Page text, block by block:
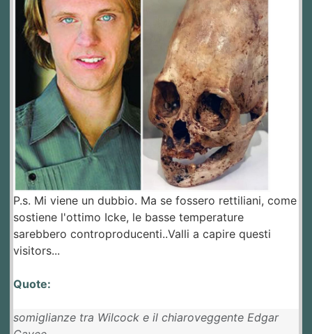
P.s. Mi viene un dubbio. Ma se fossero rettiliani, come
sostiene l'ottimo Icke, le basse temperature
sarebbero controproducenti..Valli a capire questi
visitors...
Quote:
somiglianze tra Wilcock e il chiaroveggente Edgar